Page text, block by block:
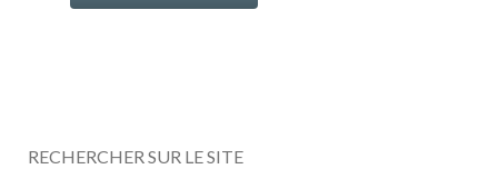
RECHERCHER SUR LE SITE